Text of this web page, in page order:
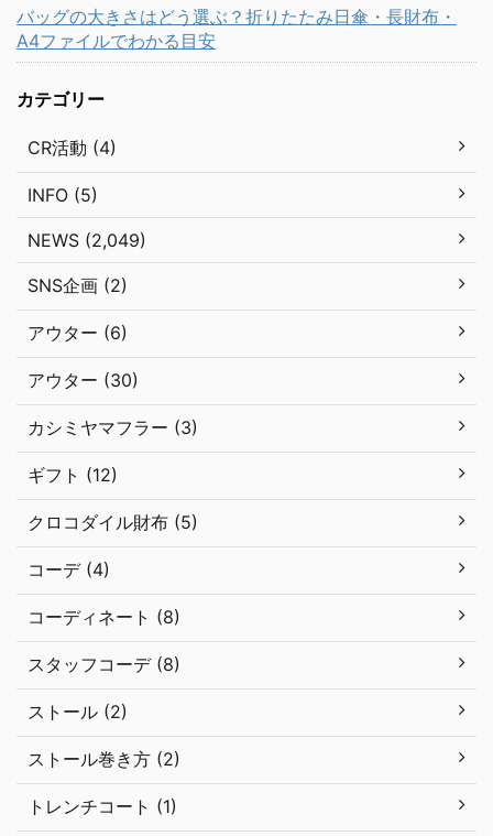
バッグの大きさはどう選ぶ？折りたたみ日傘・長財布・
A4ファイルでわかる目安
カテゴリー
CR活動 (4)
INFO (5)
NEWS (2,049)
SNS企画 (2)
アウター (6)
アウター (30)
カシミヤマフラー (3)
ギフト (12)
クロコダイル財布 (5)
コーデ (4)
コーディネート (8)
スタッフコーデ (8)
ストール (2)
ストール巻き方 (2)
トレンチコート (1)